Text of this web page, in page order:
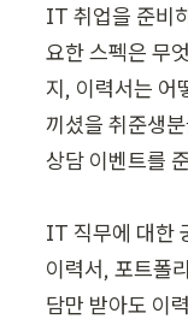
IT 취업을 준비
요한 스펙은 무
지, 이력서는 어
끼셨을 취준생
상담 이벤트를
IT 직무에 대한
이력서, 포트폴
담만 받아도 이